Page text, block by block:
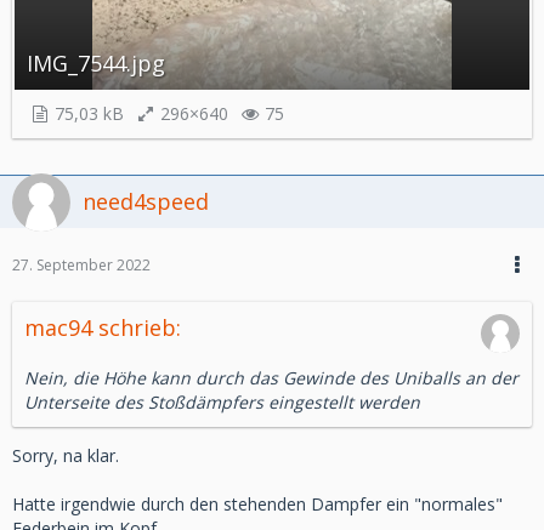
IMG_7544.jpg
75,03 kB 296×640 75
need4speed
27. September 2022
mac94 schrieb:
Nein, die Höhe kann durch das Gewinde des Uniballs an der
Unterseite des Stoßdämpfers eingestellt werden
Sorry, na klar.
Hatte irgendwie durch den stehenden Dampfer ein "normales"